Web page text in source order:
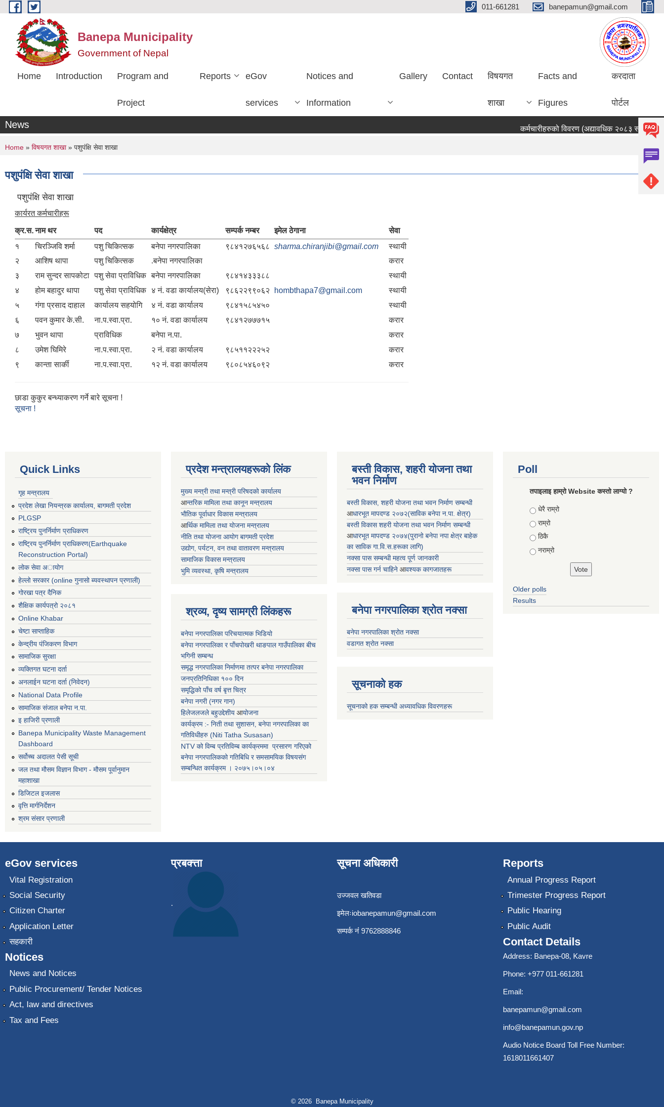
Skip to main content 011-661281 banepamun@gmail.com
Banepa Municipality
Government of Nepal
Home Introduction Program and
Project
Reports eGov
services
Notices and
Information
Gallery Contact विषयगत
शाखा
Facts and
Figures
करदाता
पोर्टल
News कर्मचारीहरुको विवरण (अद्यावधिक २०८३ साउन ०५
You are here
Home » विषयगत शाखा» पशुपंक्षि सेवा शाखा
पशुपंक्षि सेवा शाखा
पशुपंक्षि सेवा शाखा
कार्यरत कर्मचारीहरू
क्र.स.नाम थर पद कार्यक्षेत्र सम्पर्क नम्बर इमेल ठेगाना
सेवा
१
चिरञ्जिवि शर्मा पशु चिकित्सक बनेपा नगरपालिका ९८४१२७६५६८ sharma.chiranjibi@gmail.com
स्थायी
२
आशिष थापा पशु चिकित्सक .बनेपा नगरपालिका
करार
३
राम सुन्दर सापकोटा पशु सेवा प्राविधिक बनेपा नगरपालिका ९८४१४३३३८८
स्थायी
४
होम बहादुर थापा पशु सेवा प्राविधिक ४ नं. वडा कार्यालय(सेरा) ९८६२२९९०६२ hombthapa7@gmail.com
स्थायी
५
गंगा प्रसाद दाहाल कार्यालय सहयोगि ४ नं. वडा कार्यालय ९८४१५८५४५०
स्थायी
६
पवन कुमार के.सी. ना.प.स्वा.प्रा. १० नं. वडा कार्यालय ९८४१२७७७१५
करार
७
भुवन थापा प्राविधिक बनेपा न.पा.
करार
८
उमेश घिमिरे ना.प.स्वा.प्रा. २ नं. वडा कार्यालय ९८५११२२२५२
करार
९
कान्ता सार्की ना.प.स्वा.प्रा. १२ नं. वडा कार्यालय ९८०८५४६०९२ करार
छाडा कुकुर बन्ध्याकरण गर्ने बारे सूचना !
सूचना !
Quick Links
गृह मन्त्रालय
प्रदेश लेखा नियन्त्रक कार्यालय, बागमती प्रदेश
PLGSP
राष्ट्रिय पुनर्निर्माण प्राधिकरण
राष्ट्रिय पुनर्निर्माण प्राधिकरण(Earthquake
Reconstruction Portal)
लोक सेवा अायोग
हेल्लो सरकार (online गुनासो ब्यवस्थापन प्रणाली)
गोरखा पत्र दैनिक
शैक्षिक कार्यपत्रो २०८१
Online Khabar
चेष्टा साप्ताहिक
केन्द्रीय पंजिकरण विभाग
सामाजिक सुरक्षा
व्यक्तिगत घटना दर्ता
अनलाईन घटना दर्ता (निवेदन)
National Data Profile
सामाजिक संजाल बनेपा न.पा.
इ हाजिरी प्रणाली
Banepa Municipality Waste Management
Dashboard
सर्वोच्च अदालत पेसी सूची
जल तथा मौसम विज्ञान विभाग - मौसम पूर्वानुमान
महाशाखा
डिजिटल इजलास
वृत्ति मार्गनिर्देशन
श्रम संसार प्रणाली
प्रदेश मन्त्रालयहरूको लिंक
मुख्य मन्त्री तथा मन्त्री परिषदको कार्यालय
आन्तरिक मामिला तथा कानून मन्त्रालय
भाैतिक पूर्वाधार विकास मन्त्रालय
आर्थिक मामिला तथा योजना मन्त्रालय
नीति तथा योजना आयोग बागमती प्रदेश
उद्योग, पर्यटन, वन तथा वातावरण मन्त्रालय
सामाजिक विकास मन्त्रालय
भुमि व्यवस्था, कृषि मन्त्रालय
श्रव्य, दृष्य सामग्री लिंकहरू
बनेपा नगरपालिका परिचयात्मक भिडियो
बनेपा नगरपालिका र पाँचपोखरी थाङपाल गाउँपालिका बीच
भगिनी सम्बन्ध
समृद्ध नगरपालिका निर्माणमा तत्पर बनेपा नगरपालिका
जनप्रतिनिधिका १०० दिन
समृद्धिको पाँच वर्ष बृत्त चित्र
बनेपा नगरी (नगर गान)
हिलेजलजले बहुउद्देशीय आयोजना
कार्यक्रम :- निती तथा सुशासन, बनेपा नगरपालिका का
गतिविधीहरु (Niti Tatha Susasan)
NTV को विम्ब प्रतिविम्ब कार्यक्रममा प्रसारण गरिएको
बनेपा नगरपालिकको गतिबिधि र समसामयिक विषयसंग
सम्बन्धित कार्यक्रम । २०७५।०५।०४
बस्ती विकास, शहरी योजना तथा
भवन निर्माण
बस्ती विकास, शहरी योजना तथा भवन निर्माण सम्बन्धी
आधारभूत मापदण्ड २०७२(साविक बनेपा न.पा. क्षेत्र)
बस्ती विकास शहरी योजना तथा भवन निर्माण सम्बन्धी
आधारभूत मापदण्ड २०७४(पुरानो बनेपा नपा क्षेत्र बाहेक
का साविक गा.वि.स.हरूका लागि)
नक्सा पास सम्बन्धी महत्व पूर्ण जानकारी
नक्सा पास गर्न चाहिने आवश्यक कागजातहरू
बनेपा नगरपालिका श्रोत नक्सा
बनेपा नगरपालिका श्रोत नक्सा
वडागत श्रोत नक्सा
सूचनाको हक
सूचनाको हक सम्बन्धी अध्यावधिक विवरणहरू
Poll
तपाइलाइ हाम्रो Website कस्तो लाग्यो ?
Choices
धेरै राम्रो
राम्रो
ठिकै
नराम्रो
Older polls
Results
eGov services
Vital Registration
Social Security
Citizen Charter
Application Letter
सहकारी
Notices
News and Notices
Public Procurement/ Tender Notices
Act, law and directives
Tax and Fees
प्रबक्त्ता
.
सूचना अधिकारी
उज्जवल खतिवडा
इमेलःiobanepamun@gmail.com
सम्पर्क नंं 9762888846
Reports
Annual Progress Report
Trimester Progress Report
Public Hearing
Public Audit
Contact Details
Address: Banepa-08, Kavre
Phone: +977 011-661281
Email:
banepamun@gmail.com
info@banepamun.gov.np
Audio Notice Board Toll Free Number:
1618011661407
© 2026 Banepa Municipality